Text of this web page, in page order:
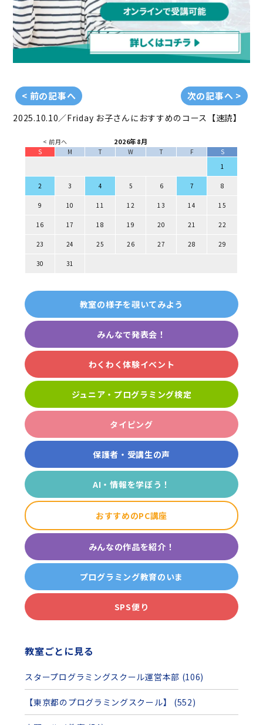
< 前の記事へ 次の記事へ >
2025.10.10／Friday お子さんにおすすめのコース【速読】
< 前月へ 2026年8月
S M T W T F
S
1
2 3 4 5 6 7 8
9 10 11 12 13 14 15
16 17 18 19 20 21 22
23 24 25 26 27 28 29
30 31
教室の様子を覗いてみよう
みんなで発表会！
わくわく体験イベント
ジュニア・プログラミング検定
タイピング
保護者・受講生の声
AI・情報を学ぼう！
おすすめのPC講座
みんなの作品を紹介！
プログラミング教育のいま
SPS便り
教室ごとに見る
スタープログラミングスクール運営本部 (106)
【東京都のプログラミングスクール】 (552)